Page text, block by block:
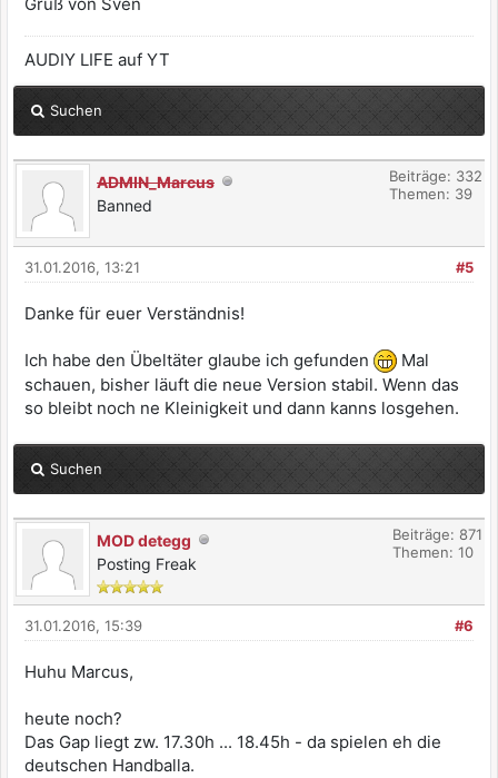
AUDIY LIFE auf YT
Suchen
ADMIN_Marcus
Banned
Beiträge: 332
Themen: 39
#5
31.01.2016, 13:21
Danke für euer Verständnis!
Ich habe den Übeltäter glaube ich gefunden
Mal
schauen, bisher läuft die neue Version stabil. Wenn das
so bleibt noch ne Kleinigkeit und dann kanns losgehen.
Suchen
MOD detegg
Posting Freak
Beiträge: 871
Themen: 10
#6
31.01.2016, 15:39
Huhu Marcus,
heute noch?
Das Gap liegt zw. 17.30h ... 18.45h - da spielen eh die
deutschen Handballa.